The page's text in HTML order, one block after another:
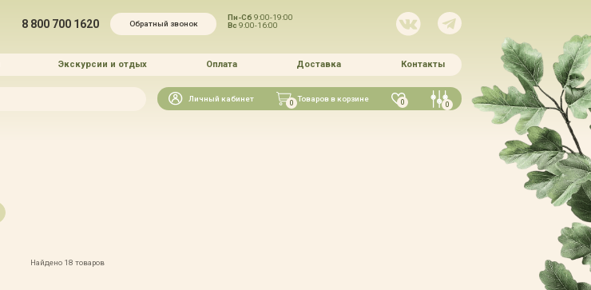
8 800 700 1620 Обратный звонок
Пн-Сб9:00-19:00
Вс9:00-16:00
Экскурсии и отдых Оплата Доставка Контакты
Искать
Личный кабинет 0 Товаров в корзине 0 0
Найдено 18 товаров